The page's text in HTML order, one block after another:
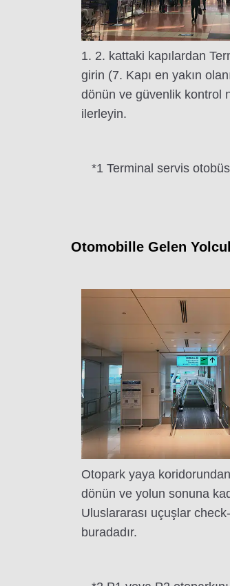
1. 2. kattaki kapılardan
girin (7. Kapı en yakın
dönün ve güvenlik kontrol
ilerleyin.
*1 Terminal servis
Otomobille Gelen
Otopark yaya koridorundan
dönün ve yolun sonuna
Uluslararası uçuşlar
buradadır.